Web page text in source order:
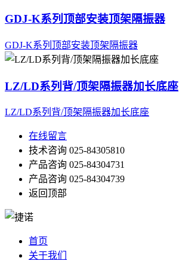
GDJ-K系列顶部安装顶架隔振器
GDJ-K系列顶部安装顶架隔振器
LZ/LD系列背/顶架隔振器加长底座
LZ/LD系列背/顶架隔振器加长底座
在线留言
技术咨询 025-84305810
产品咨询 025-84304731
产品咨询 025-84304739
返回顶部
首页
关于我们